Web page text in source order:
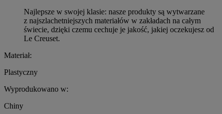
Najlepsze w swojej klasie: nasze produkty są wytwarzane
z najszlachetniejszych materiałów w zakładach na całym
świecie, dzięki czemu cechuje je jakość, jakiej oczekujesz od
Le Creuset.
Materiał:
Plastyczny
Wyprodukowano w:
Chiny